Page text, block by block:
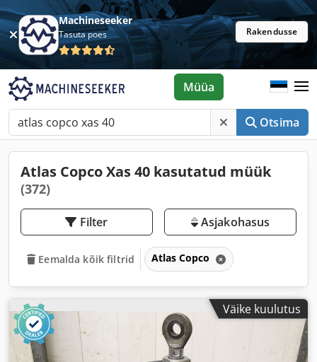
Machineseeker
Tasuta poes Rakendusse
Otsima
Müüa
Atlas Copco Xas 40 kasutatud müük
(372)
Filter Asjakohasus
Eemalda kõik filtrid Atlas Copco
Väike kuulutus